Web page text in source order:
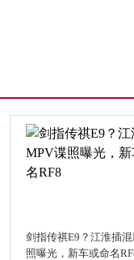
剑指传祺E9？江淮插
照曝光，新车或命名